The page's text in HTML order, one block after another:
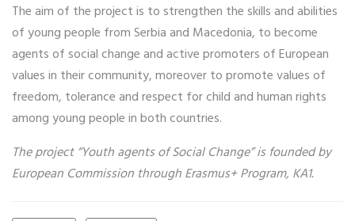
The aim of the project is to strengthen the skills and abilities
of young people from Serbia and Macedonia, to become
agents of social change and active promoters of European
values in their community, moreover to promote values of
freedom, tolerance and respect for child and human rights
among young people in both countries.
The project “Youth agents of Social Change” is founded by
European Commission through Erasmus+ Program, KA1.